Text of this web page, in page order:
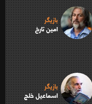
بازیگر
امین تارخ
بازیگر
اسماعیل خلج